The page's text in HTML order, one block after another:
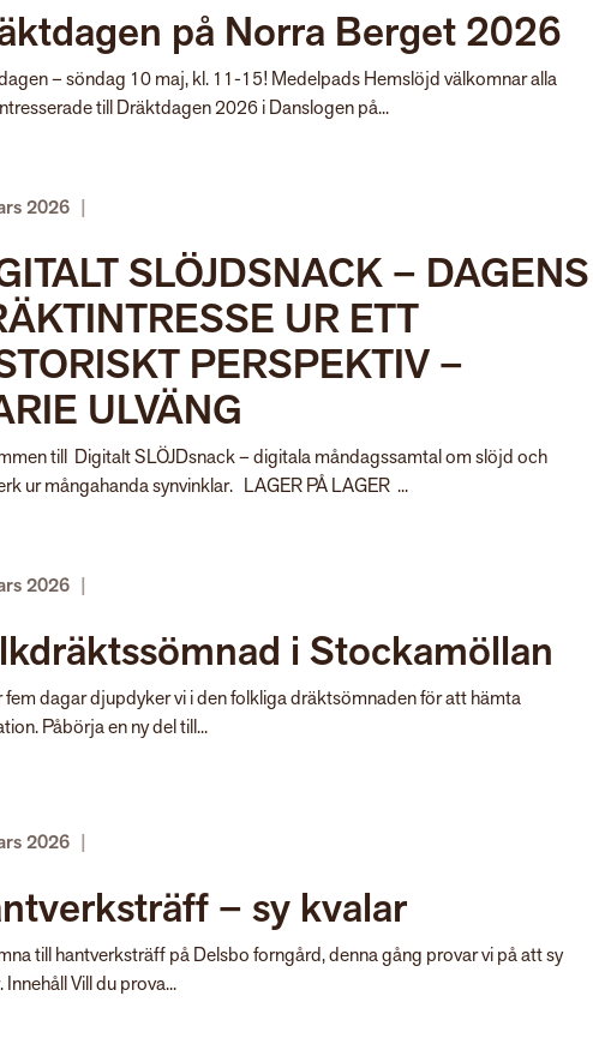
på Norra Berget 2026
– söndag 10 maj, kl. 11-15! Medelpads Hemslöjd välkomnar alla
till Dräktdagen 2026 i Danslogen på...
2026
SLÖJDSNACK – DAGENS
UR ETT
PERSPEKTIV –
ULVÄNG
till Digitalt SLÖJDsnack – digitala måndagssamtal om slöjd och
ur mångahanda synvinklar. LAGER PÅ LAGER ...
2026
i Stockamöllan
fem dagar djupdyker vi i den folkliga dräktsömnaden för att hämta
Påbörja en ny del till...
2026 |
– sy kvalar
till hantverksträff på Delsbo forngård, denna gång provar vi på att sy
Innehåll Vill du prova...